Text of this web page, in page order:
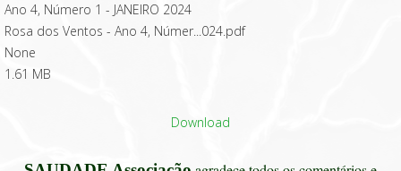
Ano 4, Número 1 - JANEIRO 2024
Rosa dos Ventos - Ano 4, Númer...024.pdf
None
1.61 MB
Download